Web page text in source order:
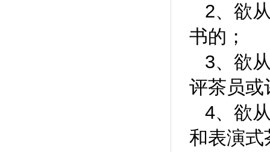
2、欲
书的；
3、欲
评茶员或
4、欲
和表演式